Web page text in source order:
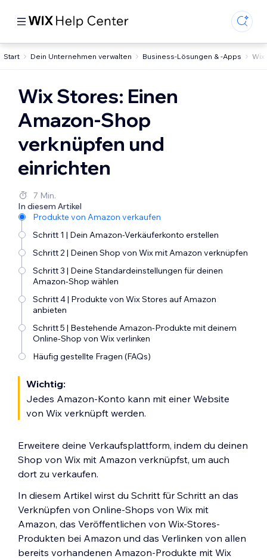
Start Dein Unternehmen verwalten Business-Lösungen & -Apps Wix
Wix Stores: Einen
Amazon-Shop
verknüpfen und
einrichten
7 Min.
In diesem Artikel
Produkte von Amazon verkaufen
Schritt 1 | Dein Amazon-Verkäuferkonto erstellen
Schritt 2 | Deinen Shop von Wix mit Amazon verknüpfen
Schritt 3 | Deine Standardeinstellungen für deinen
Amazon-Shop wählen
Schritt 4 | Produkte von Wix Stores auf Amazon
anbieten
Schritt 5 | Bestehende Amazon-Produkte mit deinem
Online-Shop von Wix verlinken
Häufig gestellte Fragen (FAQs)
Wichtig:
Jedes Amazon-Konto kann mit einer Website
von Wix verknüpft werden.
Erweitere deine Verkaufsplattform, indem du deinen
Shop von Wix mit Amazon verknüpfst, um auch
dort zu verkaufen.
In diesem Artikel wirst du Schritt für Schritt an das
Verknüpfen von Online-Shops von Wix mit
Amazon, das Veröffentlichen von Wix-Stores-
Produkten bei Amazon und das Verlinken von allen
bereits vorhandenen Amazon-Produkte mit Wix